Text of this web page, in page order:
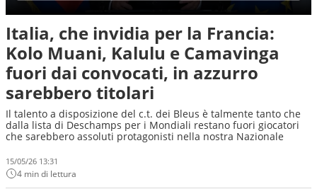
Italia, che invidia per la Francia:
Kolo Muani, Kalulu e Camavinga
fuori dai convocati, in azzurro
sarebbero titolari
Il talento a disposizione del c.t. dei Bleus è talmente tanto che
dalla lista di Deschamps per i Mondiali restano fuori giocatori
che sarebbero assoluti protagonisti nella nostra Nazionale
15/05/26 13:31
4 min di lettura